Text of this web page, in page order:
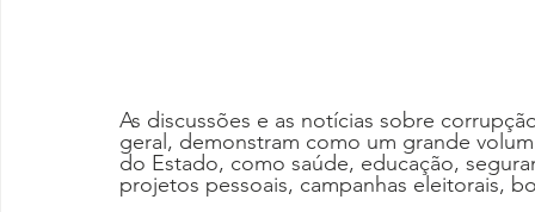
As discussões e as notícias sobre
geral, demonstram como um grande
do Estado, como saúde, educação,
projetos pessoais, campanhas eleitorais,